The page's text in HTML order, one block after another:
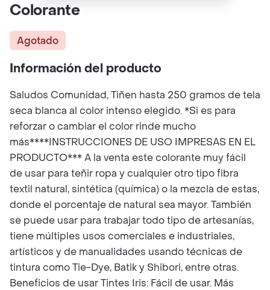
Colorante
Agotado
Información del producto
Saludos Comunidad, Tiñen hasta 250 gramos de tela
seca blanca al color intenso elegido. *Si es para
reforzar o cambiar el color rinde mucho
más****INSTRUCCIONES DE USO IMPRESAS EN EL
PRODUCTO*** A la venta este colorante muy fácil
de usar para teñir ropa y cualquier otro tipo fibra
textil natural, sintética (química) o la mezcla de estas,
donde el porcentaje de natural sea mayor. También
se puede usar para trabajar todo tipo de artesanías,
tiene múltiples usos comerciales e industriales,
artísticos y de manualidades usando técnicas de
tintura como Tie-Dye, Batik y Shibori, entre otras.
Beneficios de usar Tintes Iris: Fácil de usar. Más